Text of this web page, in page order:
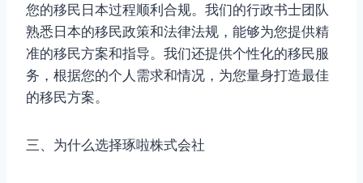
您的移民日本过程顺利合规。我们的行政书士团队
熟悉日本的移民政策和法律法规，能够为您提供精
准的移民方案和指导。我们还提供个性化的移民服
务，根据您的个人需求和情况，为您量身打造最佳
的移民方案。
三、为什么选择琢啦株式会社